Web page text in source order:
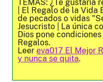
TEMAS: ¿Te gustaría
| El Regalo de la
de pecados o vidas
Jesucristo | La única
Dios pone
Regalos.
Leer eva017 El Mejor
y nunca se quita.